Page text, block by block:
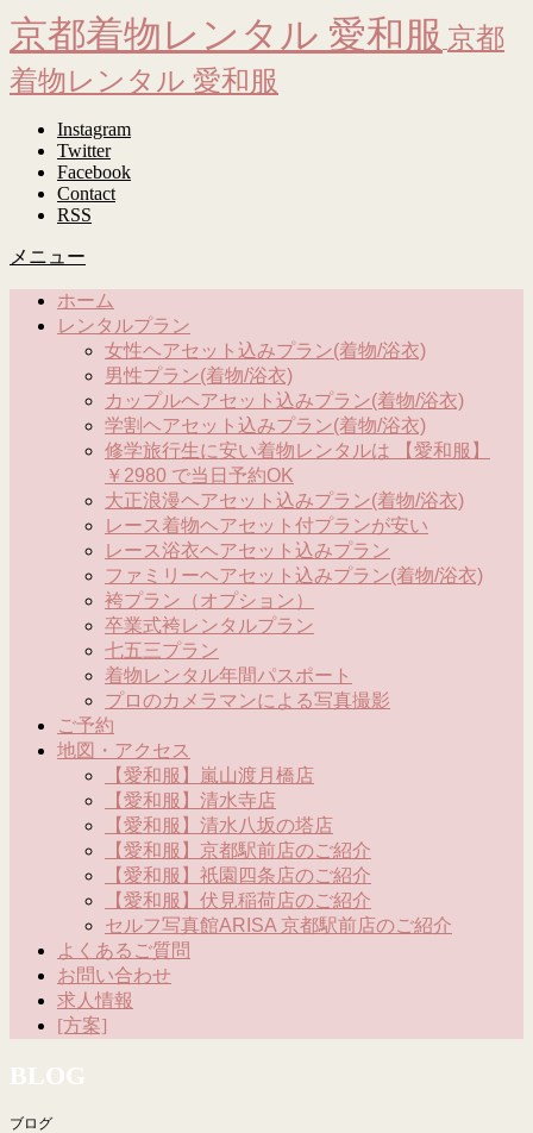
京都着物レンタル 愛和服 京都
着物レンタル 愛和服
Instagram
Twitter
Facebook
Contact
RSS
メニュー
ホーム
レンタルプラン
女性ヘアセット込みプラン(着物/浴衣)
男性プラン(着物/浴衣)
カップルヘアセット込みプラン(着物/浴衣)
学割ヘアセット込みプラン(着物/浴衣)
修学旅行生に安い着物レンタルは 【愛和服】
￥2980 で当日予約OK
大正浪漫ヘアセット込みプラン(着物/浴衣)
レース着物ヘアセット付プランが安い
レース浴衣ヘアセット込みプラン
ファミリーヘアセット込みプラン(着物/浴衣)
袴プラン（オプション）
卒業式袴レンタルプラン
七五三プラン
着物レンタル年間パスポート
プロのカメラマンによる写真撮影
ご予約
地図・アクセス
【愛和服】嵐山渡月橋店
【愛和服】清水寺店
【愛和服】清水八坂の塔店
【愛和服】京都駅前店のご紹介
【愛和服】祇園四条店のご紹介
【愛和服】伏見稲荷店のご紹介
セルフ写真館ARISA 京都駅前店のご紹介
よくあるご質問
お問い合わせ
求人情報
[方案]
BLOG
ブログ